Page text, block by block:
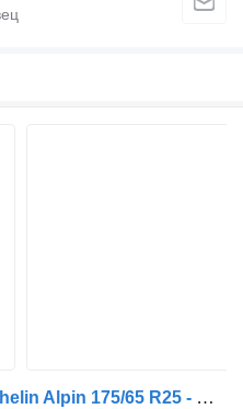
Michelin Lot de 8 pneus Michelin Alpin 175/65 R25 - Michelin Alpin - 2021